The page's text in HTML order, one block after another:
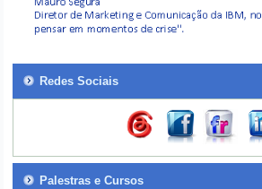
Redes Sociais
Palestras e Cursos